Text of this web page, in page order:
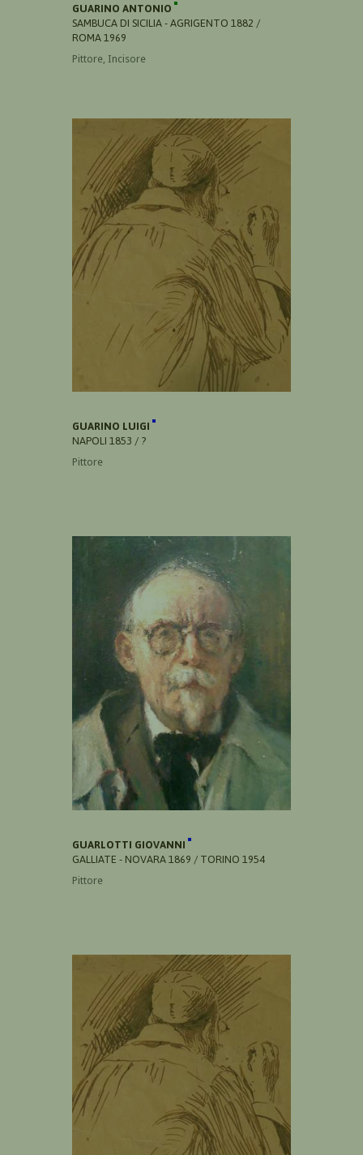
GUARINO ANTONIO
SAMBUCA DI SICILIA - AGRIGENTO 1882 /
ROMA 1969
Pittore, Incisore
GUARINO LUIGI
NAPOLI 1853 / ?
Pittore
GUARLOTTI GIOVANNI
GALLIATE - NOVARA 1869 / TORINO 1954
Pittore